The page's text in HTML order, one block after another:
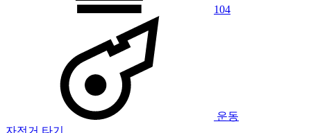
104
운동